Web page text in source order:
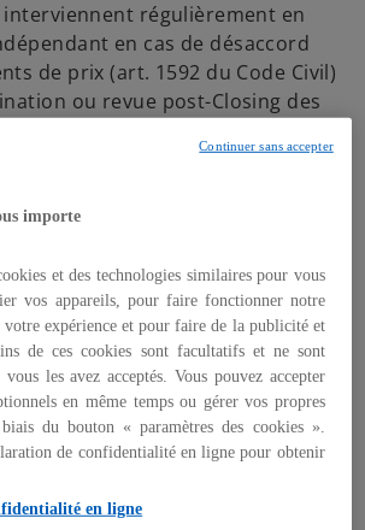
interviennent régulièrement en
en cas de désaccord
de prix (art. 1592 du Code Civil)
ou revue post-Closing des
leakage, earn-out).
ils vous assistent
les clauses financières des
et formule de prix, définition
et clauses de garantie sur
également en tant
dans le cadre de litiges
en jeu de garanties de passif.
importe
et des technologies similaires pour vous
vos appareils, pour faire fonctionner notre
expérience et pour faire de la publicité et
de ces cookies sont facultatifs et ne sont
les avez acceptés. Vous pouvez accepter
en même temps ou gérer vos propres
du bouton « paramètres des cookies ».
de confidentialité en ligne pour obtenir
en ligne
Continuer sans accepter